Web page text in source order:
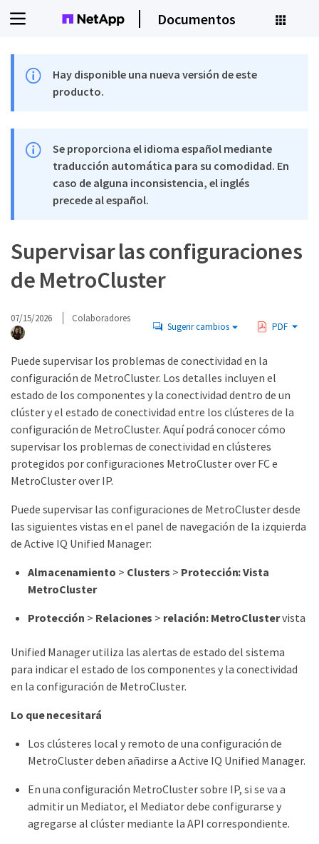
Documentos
Hay disponible una nueva versión de este
producto.
Se proporciona el idioma español mediante
traducción automática para su comodidad. En
caso de alguna inconsistencia, el inglés
precede al español.
Supervisar las configuraciones
de MetroCluster
07/15/2026 Colaboradores
Sugerir cambios PDF
Puede supervisar los problemas de conectividad en la
configuración de MetroCluster. Los detalles incluyen el
estado de los componentes y la conectividad dentro de un
clúster y el estado de conectividad entre los clústeres de la
configuración de MetroCluster. Aquí podrá conocer cómo
supervisar los problemas de conectividad en clústeres
protegidos por configuraciones MetroCluster over FC e
MetroCluster over IP.
Puede supervisar las configuraciones de MetroCluster desde
las siguientes vistas en el panel de navegación de la izquierda
de Active IQ Unified Manager:
Almacenamiento > Clusters > Protección: Vista
MetroCluster
Protección > Relaciones > relación: MetroClustervista
Unified Manager utiliza las alertas de estado del sistema
para indicar el estado de los componentes y la conectividad
en la configuración de MetroCluster.
Lo que necesitará
Los clústeres local y remoto de una configuración de
MetroCluster deben añadirse a Active IQ Unified Manager.
En una configuración MetroCluster sobre IP, si se va a
admitir un Mediator, el Mediator debe configurarse y
agregarse al clúster mediante la API correspondiente.